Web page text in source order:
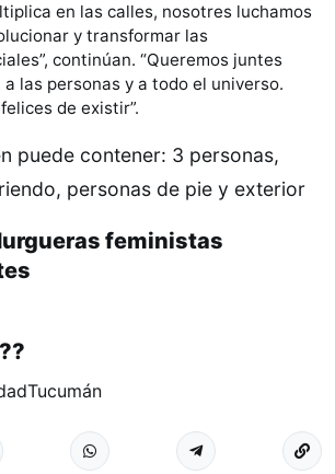
en las calles, nosotres luchamos
y transformar las
continúan. “Queremos juntes
las personas y a todo el universo.
de existir”.
feministas
Tucumán